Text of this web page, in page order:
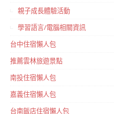
親子成長體驗活動
學習語言/電腦相關資訊
台中住宿懶人包
推薦雲林旅遊景點
南投住宿懶人包
嘉義住宿懶人包
台南飯店住宿懶人包